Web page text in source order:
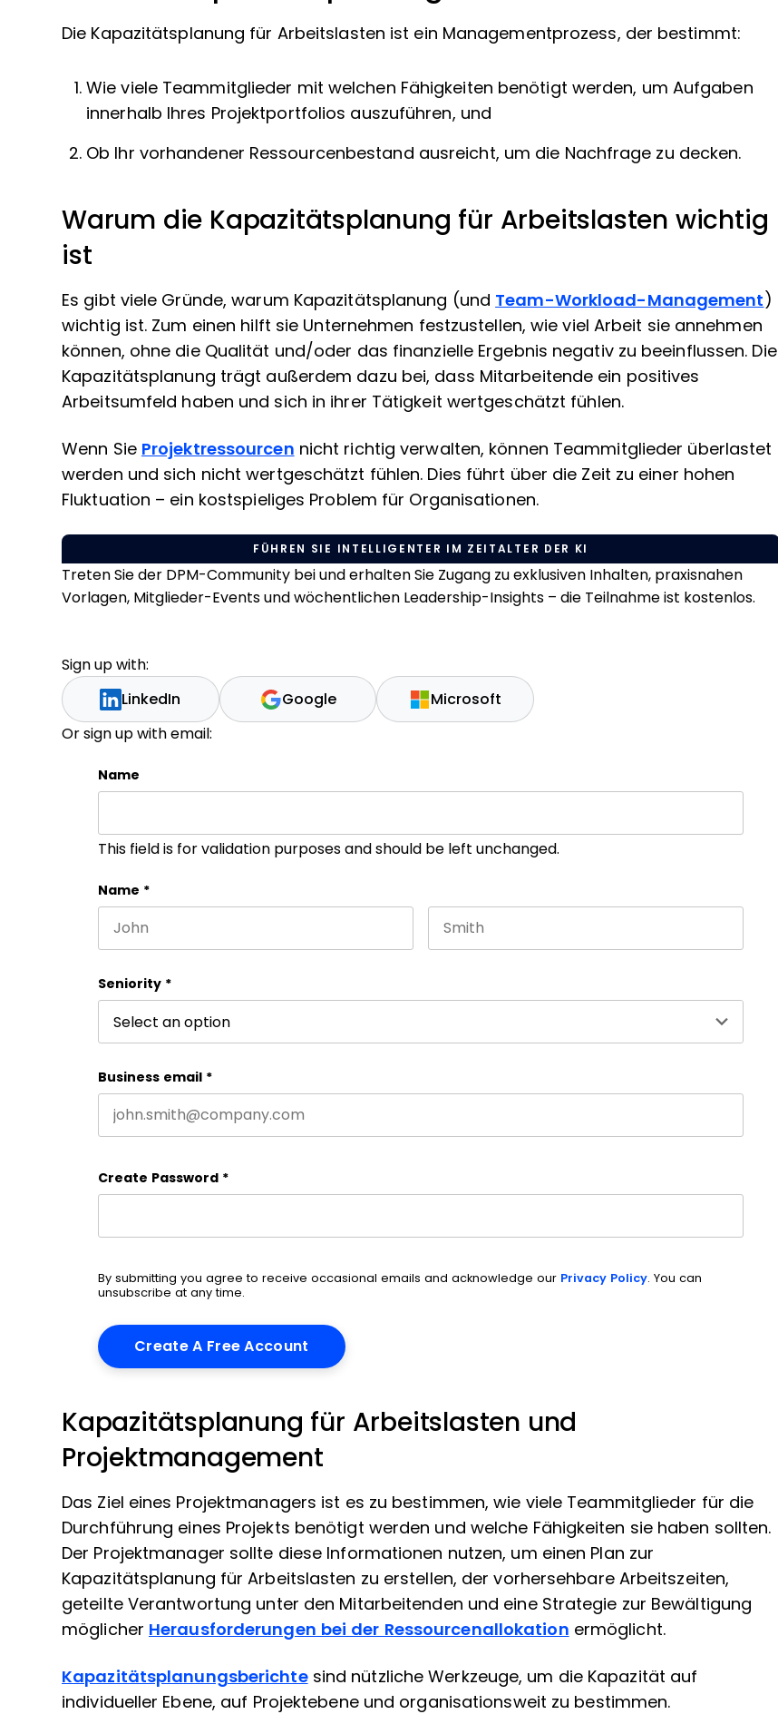
Die Kapazitätsplanung für Arbeitslasten ist ein Managementprozess, der bestimmt:
Wie viele Teammitglieder mit welchen Fähigkeiten benötigt werden, um Aufgaben
innerhalb Ihres Projektportfolios auszuführen, und
Ob Ihr vorhandener Ressourcenbestand ausreicht, um die Nachfrage zu decken.
Warum die Kapazitätsplanung für Arbeitslasten wichtig
ist
Es gibt viele Gründe, warum Kapazitätsplanung (und Team-Workload-Management )
wichtig ist. Zum einen hilft sie Unternehmen festzustellen, wie viel Arbeit sie annehmen
können, ohne die Qualität und/oder das finanzielle Ergebnis negativ zu beeinflussen. Die
Kapazitätsplanung trägt außerdem dazu bei, dass Mitarbeitende ein positives
Arbeitsumfeld haben und sich in ihrer Tätigkeit wertgeschätzt fühlen.
Wenn Sie Projektressourcen nicht richtig verwalten, können Teammitglieder überlastet
werden und sich nicht wertgeschätzt fühlen. Dies führt über die Zeit zu einer hohen
Fluktuation – ein kostspieliges Problem für Organisationen.
FÜHREN SIE INTELLIGENTER IM ZEITALTER DER KI
Treten Sie der DPM-Community bei und erhalten Sie Zugang zu exklusiven Inhalten, praxisnahen
Vorlagen, Mitglieder-Events und wöchentlichen Leadership-Insights – die Teilnahme ist kostenlos.
Sign up with:
LinkedIn Google Microsoft
Or sign up with email:
Name
This field is for validation purposes and should be left unchanged.
Name *
Seniority *
Business email *
Create Password *
By submitting you agree to receive occasional emails and acknowledge our Privacy Policy. You can
unsubscribe at any time.
Kapazitätsplanung für Arbeitslasten und
Projektmanagement
Das Ziel eines Projektmanagers ist es zu bestimmen, wie viele Teammitglieder für die
Durchführung eines Projekts benötigt werden und welche Fähigkeiten sie haben sollten.
Der Projektmanager sollte diese Informationen nutzen, um einen Plan zur
Kapazitätsplanung für Arbeitslasten zu erstellen, der vorhersehbare Arbeitszeiten,
geteilte Verantwortung unter den Mitarbeitenden und eine Strategie zur Bewältigung
möglicher Herausforderungen bei der Ressourcenallokation ermöglicht.
Kapazitätsplanungsberichtesind nützliche Werkzeuge, um die Kapazität auf
individueller Ebene, auf Projektebene und organisationsweit zu bestimmen.